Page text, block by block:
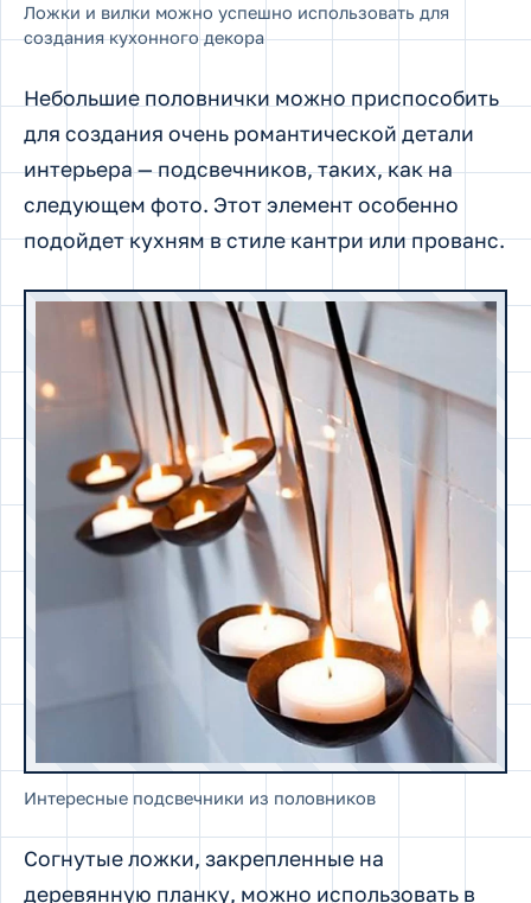
Ложки и вилки можно успешно использовать для
создания кухонного декора
Небольшие половнички можно приспособить
для создания очень романтической детали
интерьера — подсвечников, таких, как на
следующем фото. Этот элемент особенно
подойдет кухням в стиле кантри или прованс.
Интересные подсвечники из половников
Согнутые ложки, закрепленные на
деревянную планку, можно использовать в